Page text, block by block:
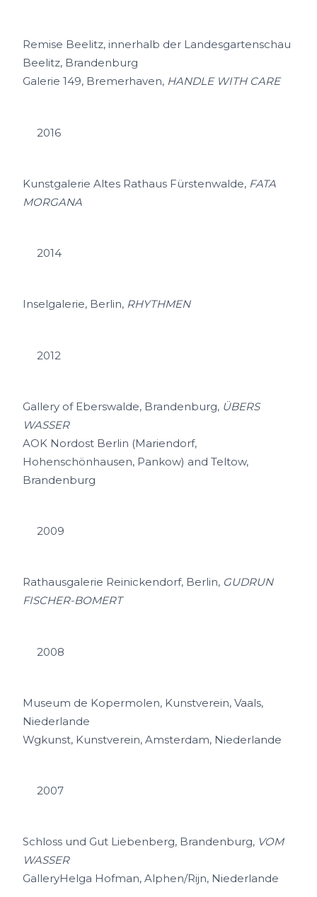
Remise Beelitz, innerhalb der Landesgartenschau
Beelitz, Brandenburg
Galerie 149, Bremerhaven, HANDLE WITH CARE
2016
Kunstgalerie Altes Rathaus Fürstenwalde, FATA
MORGANA
2014
Inselgalerie, Berlin, RHYTHMEN
2012
Gallery of Eberswalde, Brandenburg, ÜBERS
WASSER
AOK Nordost Berlin (Mariendorf,
Hohenschönhausen, Pankow) and Teltow,
Brandenburg
2009
Rathausgalerie Reinickendorf, Berlin, GUDRUN
FISCHER-BOMERT
2008
Museum de Kopermolen, Kunstverein, Vaals,
Niederlande
Wgkunst, Kunstverein, Amsterdam, Niederlande
2007
Schloss und Gut Liebenberg, Brandenburg, VOM
WASSER
GalleryHelga Hofman, Alphen/Rijn, Niederlande